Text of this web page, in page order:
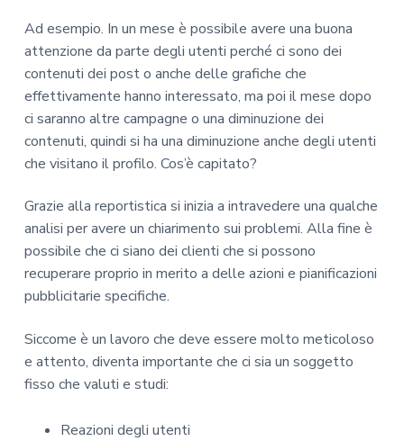
Ad esempio. In un mese è possibile avere una buona
attenzione da parte degli utenti perché ci sono dei
contenuti dei post o anche delle grafiche che
effettivamente hanno interessato, ma poi il mese dopo
ci saranno altre campagne o una diminuzione dei
contenuti, quindi si ha una diminuzione anche degli utenti
che visitano il profilo. Cos’è capitato?
Grazie alla reportistica si inizia a intravedere una qualche
analisi per avere un chiarimento sui problemi. Alla fine è
possibile che ci siano dei clienti che si possono
recuperare proprio in merito a delle azioni e pianificazioni
pubblicitarie specifiche.
Siccome è un lavoro che deve essere molto meticoloso
e attento, diventa importante che ci sia un soggetto
fisso che valuti e studi:
Reazioni degli utenti